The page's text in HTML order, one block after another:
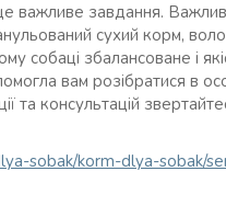
важливе завдання.
сухий корм,
собаці збалансоване і
вам розібратися в
та консультацій
sobak/korm-dlya-sobak/